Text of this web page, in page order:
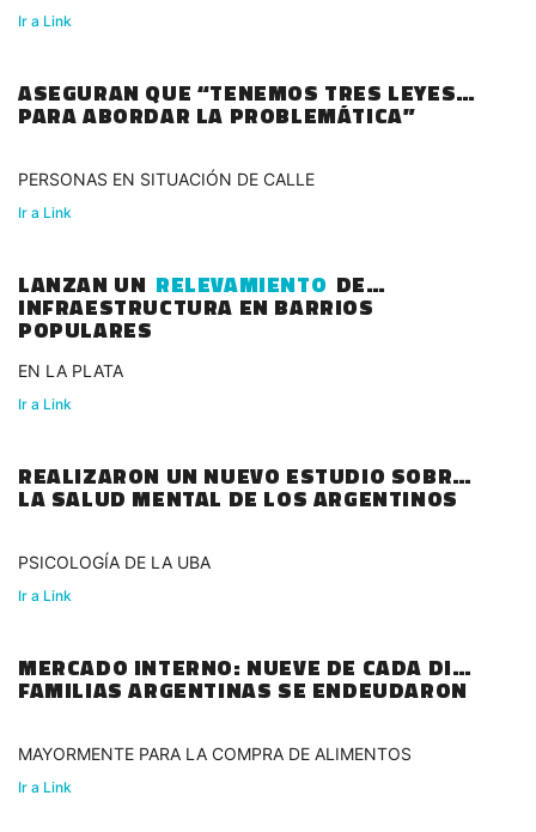
Ir a Link
ASEGURAN QUE “TENEMOS TRES LEYES
PARA ABORDAR LA PROBLEMÁTICA”
PERSONAS EN SITUACIÓN DE CALLE
Ir a Link
LANZAN UN RELEVAMIENTO DE
INFRAESTRUCTURA EN BARRIOS
POPULARES
EN LA PLATA
Ir a Link
REALIZARON UN NUEVO ESTUDIO SOBRE
LA SALUD MENTAL DE LOS ARGENTINOS
PSICOLOGÍA DE LA UBA
Ir a Link
MERCADO INTERNO: NUEVE DE CADA DIEZ
FAMILIAS ARGENTINAS SE ENDEUDARON
MAYORMENTE PARA LA COMPRA DE ALIMENTOS
Ir a Link